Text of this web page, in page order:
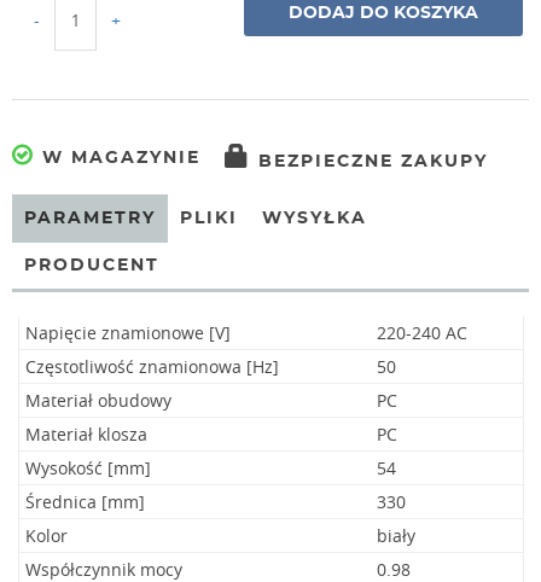
- + DODAJ DO KOSZYKA
W MAGAZYNIE BEZPIECZNE ZAKUPY
PARAMETRY PLIKI WYSYŁKA
PRODUCENT
Napięcie znamionowe [V]
220-240 AC
Częstotliwość znamionowa [Hz]
50
Materiał obudowy
PC
Materiał klosza
PC
Wysokość [mm]
54
Średnica [mm]
330
Kolor
biały
Współczynnik mocy
0.98